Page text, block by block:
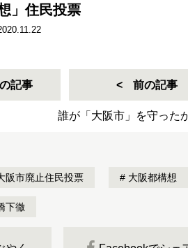
」住民投票
記事 前の記事
誰が「大阪市」を守った
阪市廃止住民投票 大阪都構想
下徹